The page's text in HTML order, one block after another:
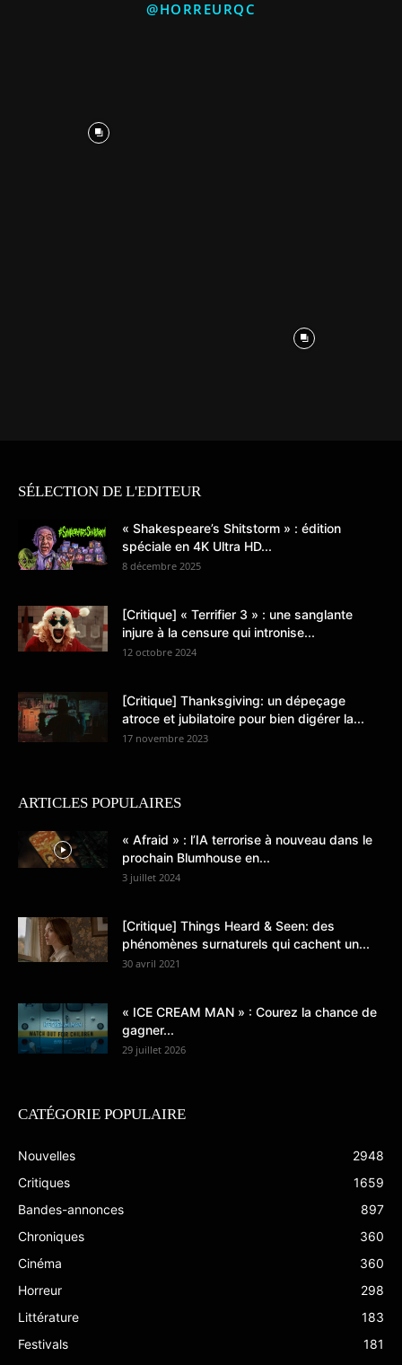
@HORREURQC
SÉLECTION DE L'EDITEUR
« Shakespeare’s Shitstorm » : édition
spéciale en 4K Ultra HD...
8 décembre 2025
[Critique] « Terrifier 3 » : une sanglante
injure à la censure qui intronise...
12 octobre 2024
[Critique] Thanksgiving: un dépeçage
atroce et jubilatoire pour bien digérer la...
17 novembre 2023
ARTICLES POPULAIRES
« Afraid » : l’IA terrorise à nouveau dans le
prochain Blumhouse en...
3 juillet 2024
[Critique] Things Heard & Seen: des
phénomènes surnaturels qui cachent un...
30 avril 2021
« ICE CREAM MAN » : Courez la chance de
gagner...
29 juillet 2026
CATÉGORIE POPULAIRE
Nouvelles
2948
Critiques
1659
Bandes-annonces
897
Chroniques
360
Cinéma
360
Horreur
298
Littérature
183
Festivals
181